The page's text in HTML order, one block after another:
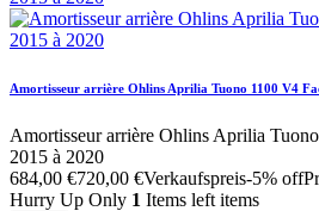
Amortisseur arrière Ohlins Aprilia Tuono 1100 V4
Amortisseur arrière Ohlins Aprilia
2015 à 2020
684,00 €720,00 €Verkaufspreis-5% off
Hurry Up Only 1 Items left items